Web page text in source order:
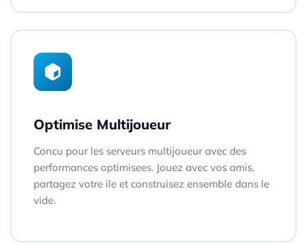
Optimise Multijoueur
Concu pour les serveurs multijoueur avec des
performances optimisees. Jouez avec vos amis,
partagez votre ile et construisez ensemble dans le
vide.